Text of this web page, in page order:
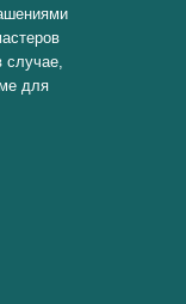
случае,
для